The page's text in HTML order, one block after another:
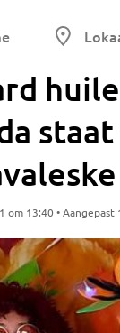
om 13:40 •